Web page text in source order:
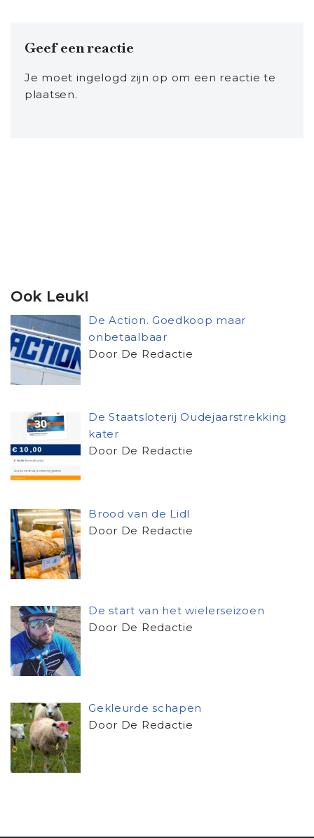
Geef een reactie
Je moet ingelogd zijn op om een reactie te
plaatsen.
Ook Leuk!
De Action. Goedkoop maar
onbetaalbaar
Door De Redactie
De Staatsloterij Oudejaarstrekking
kater
Door De Redactie
Brood van de Lidl
Door De Redactie
De start van het wielerseizoen
Door De Redactie
Gekleurde schapen
Door De Redactie